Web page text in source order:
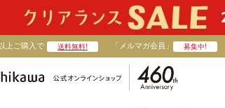
上ご購入で 送料無料! 「メルマガ会員」 募集中!